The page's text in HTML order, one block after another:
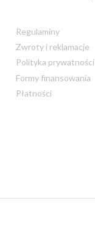
Regulaminy
Zwroty i reklamacje
Polityka prywatności
Formy finansowania
Płatności